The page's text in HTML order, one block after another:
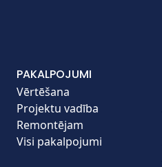
PAKALPOJUMI
Vērtēšana
Projektu vadība
Remontējam
Visi pakalpojumi